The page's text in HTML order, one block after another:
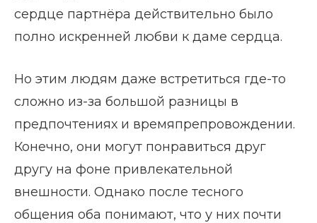
сердце партнёра действительно было
полно искренней любви к даме сердца.
Но этим людям даже встретиться где-то
сложно из-за большой разницы в
предпочтениях и времяпрепровождении.
Конечно, они могут понравиться друг
другу на фоне привлекательной
внешности. Однако после тесного
общения оба понимают, что у них почти